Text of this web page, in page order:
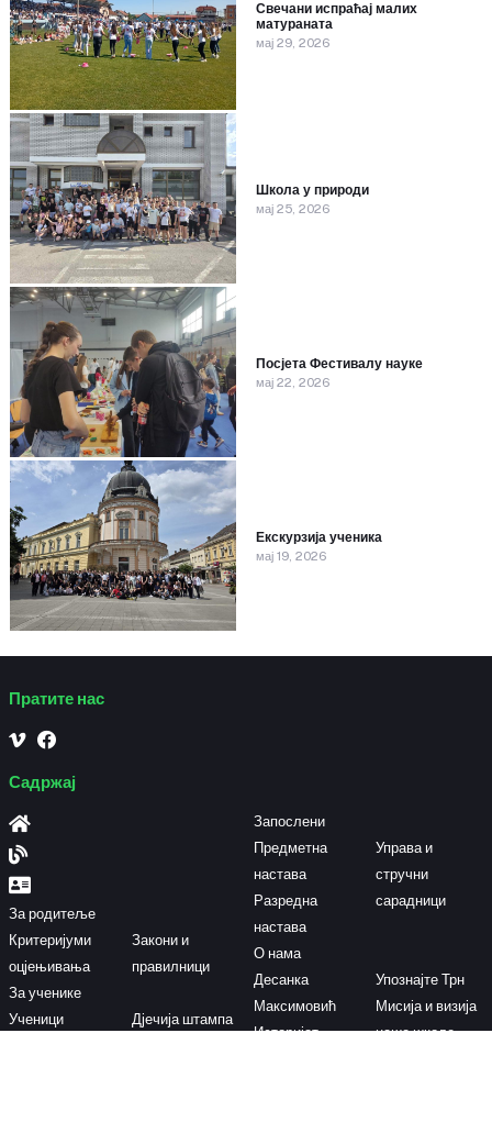
Свечани испраћај малих
матураната
мај 29, 2026
Школа у природи
мај 25, 2026
Посјета Фестивалу науке
мај 22, 2026
Екскурзија ученика
мај 19, 2026
Пратите нас
Садржај
За родитеље
Критеријуми
оцјењивања
Закони и
правилници
За ученике
Ученици
Дјечија штампа
Запослени
Предметна
настава
Разредна
настава
Управа и
стручни
сарадници
О нама
Десанка
Максимовић
Историјат
Упознајте Трн
Мисија и визија
наше школе